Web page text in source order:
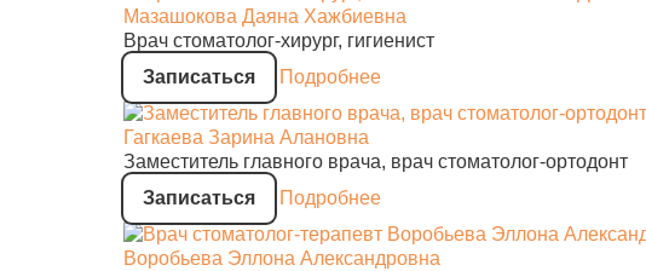
Мазашокова Даяна Хажбиевна
Врач стоматолог-хирург, гигиенист
Записаться
Подробнее
Гагкаева Зарина Алановна
Заместитель главного врача, врач стоматолог-ортодонт
Записаться
Подробнее
Воробьева Эллона Александровна